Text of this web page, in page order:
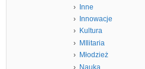
Inne
Innowacje
Kultura
MIlitaria
Młodzież
Nauka